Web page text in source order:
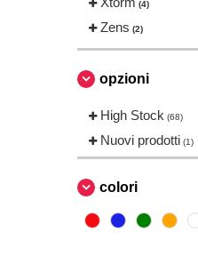
(4)
Zens (2)
opzioni
High Stock (68)
Nuovi prodotti (1)
colori